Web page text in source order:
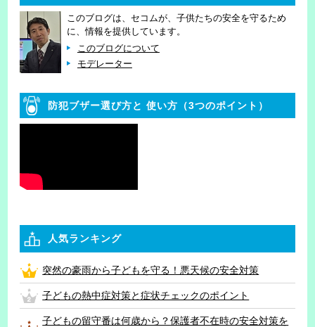
このブログは、セコムが、子供たちの安全を守るため
に、情報を提供しています。
このブログについて
モデレーター
防犯ブザー選び方と 使い方（3つのポイント）
人気ランキング
突然の豪雨から子どもを守る！悪天候の安全対策
子どもの熱中症対策と症状チェックのポイント
子どもの留守番は何歳から？保護者不在時の安全対策を